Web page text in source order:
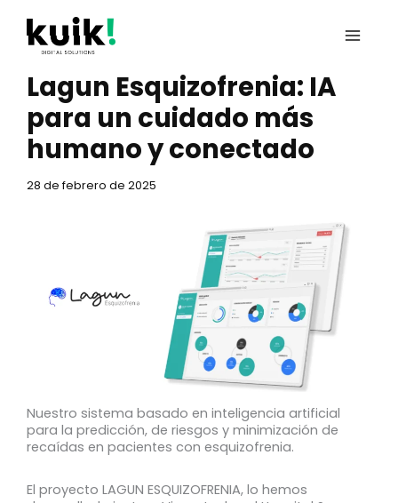
contenido
Lagun Esquizofrenia: IA
para un cuidado más
humano y conectado
28 de febrero de 2025
Nuestro sistema basado en inteligencia artificial
para la predicción, de riesgos y minimización de
recaídas en pacientes con esquizofrenia.
El proyecto LAGUN ESQUIZOFRENIA, lo hemos